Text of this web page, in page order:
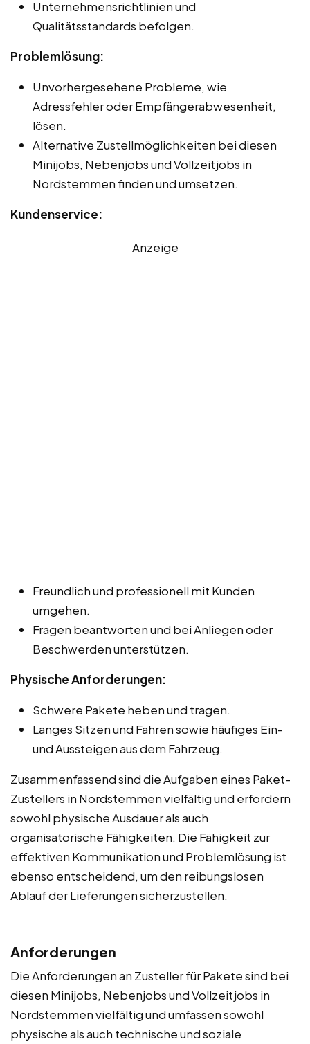
Unternehmensrichtlinien und
Qualitätsstandards befolgen.
Problemlösung:
Unvorhergesehene Probleme, wie
Adressfehler oder Empfängerabwesenheit,
lösen.
Alternative Zustellmöglichkeiten bei diesen
Minijobs, Nebenjobs und Vollzeitjobs in
Nordstemmen finden und umsetzen.
Kundenservice:
Anzeige
Freundlich und professionell mit Kunden
umgehen.
Fragen beantworten und bei Anliegen oder
Beschwerden unterstützen.
Physische Anforderungen:
Schwere Pakete heben und tragen.
Langes Sitzen und Fahren sowie häufiges Ein-
und Aussteigen aus dem Fahrzeug.
Zusammenfassend sind die Aufgaben eines Paket-
Zustellers in Nordstemmen vielfältig und erfordern
sowohl physische Ausdauer als auch
organisatorische Fähigkeiten. Die Fähigkeit zur
effektiven Kommunikation und Problemlösung ist
ebenso entscheidend, um den reibungslosen
Ablauf der Lieferungen sicherzustellen.
Anforderungen
Die Anforderungen an Zusteller für Pakete sind bei
diesen Minijobs, Nebenjobs und Vollzeitjobs in
Nordstemmen vielfältig und umfassen sowohl
physische als auch technische und soziale